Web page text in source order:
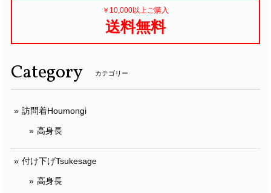
￥10,000以上ご購入
送料無料
Category カテゴリー
訪問着Houmongi
高身長
付け下げTsukesage
高身長